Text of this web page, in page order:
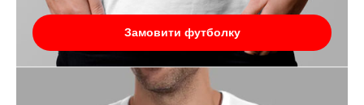
Замовити футболку